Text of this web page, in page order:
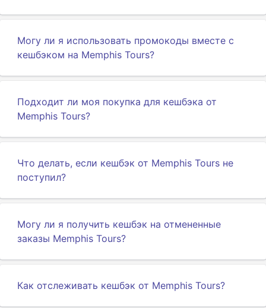
Могу ли я использовать промокоды вместе с
кешбэком на Memphis Tours?
Подходит ли моя покупка для кешбэка от
Memphis Tours?
Что делать, если кешбэк от Memphis Tours не
поступил?
Могу ли я получить кешбэк на отмененные
заказы Memphis Tours?
Как отслеживать кешбэк от Memphis Tours?